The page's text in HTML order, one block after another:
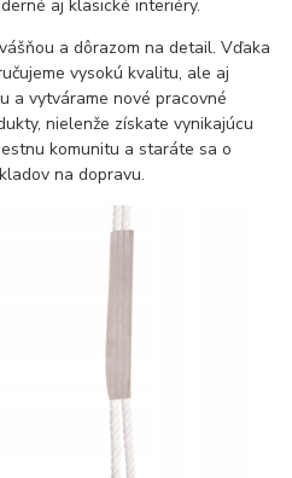
aj klasické interiéry.
a dôrazom na detail. Vďaka
vysokú kvalitu, ale aj
a vytvárame nové pracovné
nielenže získate vynikajúcu
komunitu a staráte sa o
na dopravu.